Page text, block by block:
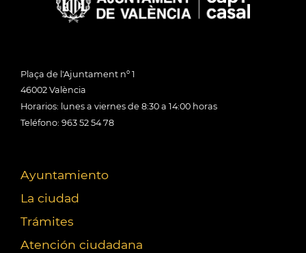
Plaça de l'Ajuntament nº 1
46002 València
Horarios: lunes a viernes de 8:30 a 14:00 horas
Teléfono: 963 52 54 78
Ayuntamiento
La ciudad
Trámites
Atención ciudadana